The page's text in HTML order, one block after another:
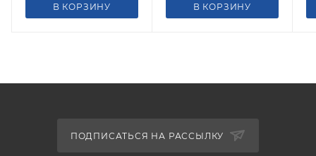
В КОРЗИНУ В КОРЗИНУ
ПОДПИСАТЬСЯ НА РАССЫЛКУ